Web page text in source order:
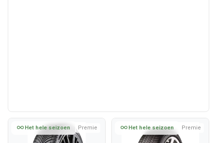
Het hele seizoen Premie Het hele seizoen Premie